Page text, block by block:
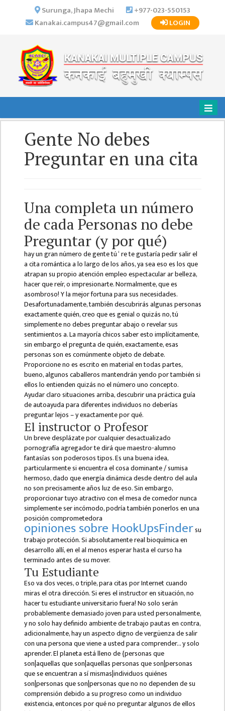
ABOUT US
INSTITUTIONAL
OVERVIEW
VISION MISSION
OBJECTIVES
MAJOR
STRATEGIES
ORGANIZATIONAL
ACHIEVEMENTS
ISSUES &
CHALLENGES
KMC SOCIAL
PROGRESS
STRATEGIC PLAN
STATUTE
VALUABLE
SUPPORTER
INSTITUTIONAL
INDIVIDUAL
OUR TEAM
CAMPUS
WINGS
CAMPUS
GENERAL
ASSEMBLY
CAMPUS
MANAGEMENT
COMMITTEE
ACCOUNT
COMMITTEE
ADVISORY
COMMITTEE
COMMITTEE
SELF-
ASSESSMENT
TEAM (SAT)
INTERNAL
QUALITY
ASSURANCE
COMMITTEE
(IQAC)
Surunga, Jhapa Mechi
+977-023-550153
Kanakai.campus47@gmail.com
LOGIN
Gente No debes
Preguntar en una cita
Una completa un número
de cada Personas no debe
Preguntar (y por qué)
hay un gran número de gente tú ‘ re te gustaría pedir salir el
a cita romántica a lo largo de los años, ya sea eso es los que
atrapan su propio atención empleo espectacular ar belleza,
hacer que reír, o impresionarte. Normalmente, que es
asombroso! Y la mejor fortuna para sus necesidades.
Desafortunadamente, también descubrirás algunas personas
exactamente quién, creo que es genial o quizás no, tú
simplemente no debes preguntar abajo o revelar sus
sentimientos a. La mayoría chicos saber esto implícitamente,
sin embargo el pregunta de quién, exactamente, esas
personas son es comúnmente objeto de debate.
Proporcione no es escrito en material en todas partes,
bueno, algunos caballeros mantendrán yendo por también si
ellos lo entienden quizás no el número uno concepto.
Ayudar claro situaciones arriba, descubrir una práctica guía
de autoayuda para diferentes individuos no deberías
preguntar lejos – y exactamente por qué.
El instructor o Profesor
Un breve desplázate por cualquier desactualizado
pornografía agregador te dirá que maestro-alumno
fantasías son poderosos tipos. Es una buena idea,
particularmente si encuentra el cosa dominante / sumisa
hermoso, dado que energía dinámica desde dentro del aula
no son precisamente años luz de eso. Sin embargo,
proporcionar tuyo atractivo con el mesa de comedor nunca
simplemente ser incómodo, podría también ponerlos en una
posición comprometedora
opiniones sobre HookUpsFindersu
trabajo protección. Si absolutamente real bioquímica en
desarrollo allí, en el al menos esperar hasta el curso ha
terminado antes de su mover.
Tu Estudiante
Eso va dos veces, o triple, para citas por Internet cuando
miras el otra dirección. Si eres el instructor en situación, no
hacer tu estudiante universitario fuera! No solo serán
probablemente demasiado joven para usted personalmente,
y no solo hay definido ambiente de trabajo pautas en contra,
adicionalmente, hay un aspecto digno de vergüenza de salir
con una persona que viene a usted para comprender… y solo
aprender. El planeta está lleno de {personas que
son|aquellas que son|aquellas personas que son|personas
que se encuentran a sí mismas|individuos quiénes
son|personas que son|personas que no no dependen de su
comprensión debido a su progreso como un individuo
existencia, entonces por qué no preguntar algunos de ellos